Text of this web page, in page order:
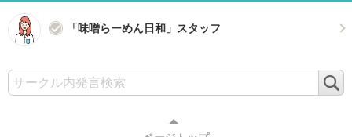
「味噌らーめん日和」スタッフ